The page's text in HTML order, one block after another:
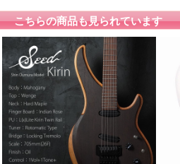
こちらの商品も見られています